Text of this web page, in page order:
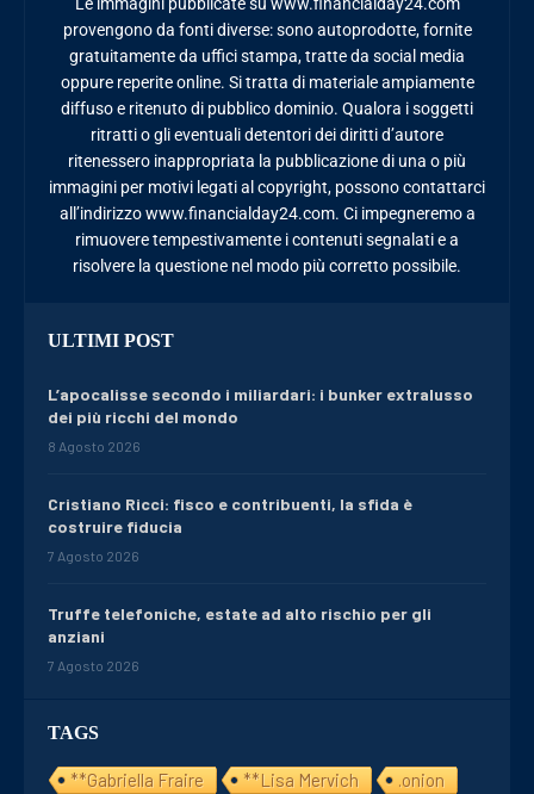
TAGS
**Gabriella Fraire **Lisa Mervich .onion
provengono da fonti diverse: sono autoprodotte, fornite
gratuitamente da uffici stampa, tratte da social media
oppure reperite online. Si tratta di materiale ampiamente
diffuso e ritenuto di pubblico dominio. Qualora i soggetti
ritratti o gli eventuali detentori dei diritti d’autore
ritenessero inappropriata la pubblicazione di una o più
immagini per motivi legati al copyright, possono contattarci
all’indirizzo www.financialday24.com. Ci impegneremo a
rimuovere tempestivamente i contenuti segnalati e a
risolvere la questione nel modo più corretto possibile.
ULTIMI POST
L’apocalisse secondo i miliardari: i bunker extralusso
dei più ricchi del mondo
8 Agosto 2026
Cristiano Ricci: fisco e contribuenti, la sfida è
costruire fiducia
7 Agosto 2026
Truffe telefoniche, estate ad alto rischio per gli
anziani
7 Agosto 2026